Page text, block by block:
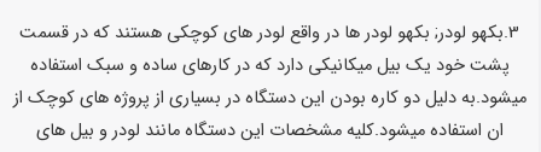
3.بکهو لودر; بکهو لودر ها در واقع لودر های کوچکی هستند که در قسمت
پشت خود یک بیل میکانیکی دارد که در کارهای ساده و سبک استفاده
میشود.به دلیل دو کاره بودن این دستگاه در بسیاری از پروژه های کوچک از
ان استفاده میشود.کلیه مشخصات این دستگاه مانند لودر و بیل های